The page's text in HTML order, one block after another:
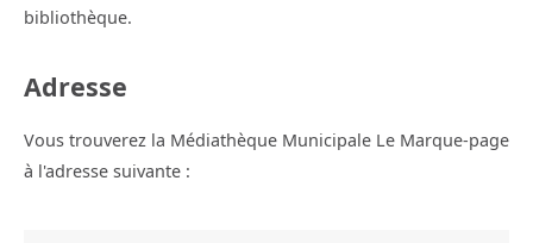
bibliothèque.
Adresse
Vous trouverez la Médiathèque Municipale Le Marque-page
à l'adresse suivante :